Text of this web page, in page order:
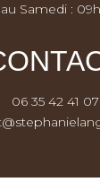
Samedi :
06 35 42 41 07